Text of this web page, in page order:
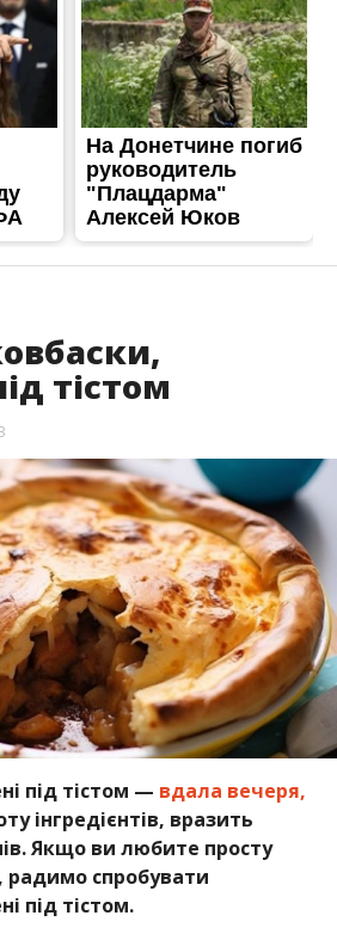
тістом
під тістом — вдала вечеря,
інгредієнтів, вразить
Якщо ви любите просту
радимо спробувати
під тістом.